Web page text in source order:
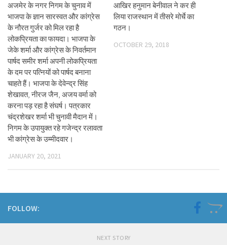
अजमेर के नगर निगम के चुनाव में
भाजपा के ज्ञान सारस्वत और कांग्रेस
के नौरत गुर्जर को मिल रहा है
लोकप्रियता का फायदा। भाजपा के
जेके शर्मा और कांग्रेस के निवर्तमान
पार्षद समीर शर्मा अपनी लोकप्रियता
के दम पर पत्नियों को पार्षद बनाना
चाहते हैं। भाजपा के देवेन्द्र सिंह
शेखावत, नीरज जैन, अजय वर्मा को
करना पड़ रहा है संघर्ष। पत्रकार
चंद्रशेखर शर्मा भी चुनावी मैदान में।
निगम के उपायुक्त रहे गजेन्द्र रलावता
भी कांग्रेस के उम्मीदवार।
JANUARY 20, 2021
आखिर हनुमान बेनीवाल ने कर ही
लिया राजस्थान में तीसरे मोर्चे का
गठन।
OCTOBER 29, 2018
FOLLOW:
NEXT STORY